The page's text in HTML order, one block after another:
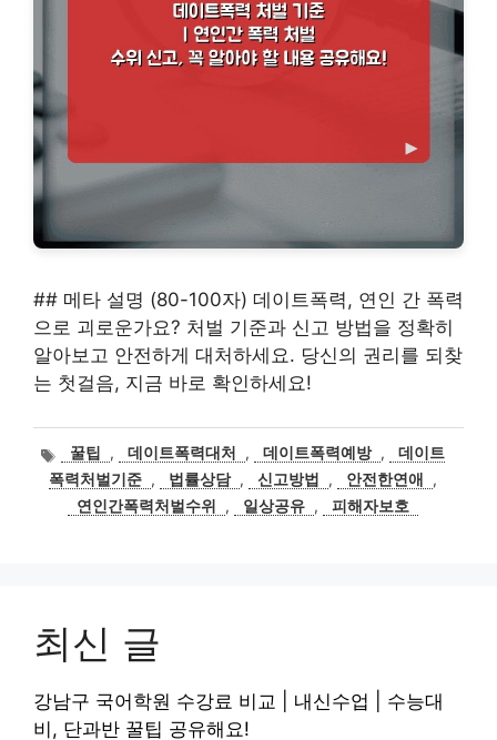
## 메타 설명 (80-100자) 데이트폭력, 연인 간 폭력
으로 괴로운가요? 처벌 기준과 신고 방법을 정확히
알아보고 안전하게 대처하세요. 당신의 권리를 되찾
는 첫걸음, 지금 바로 확인하세요!
태
그
꿀팁 , 데이트폭력대처 , 데이트폭력예방 ,
데이트
폭력처벌기준 , 법률상담 , 신고방법 , 안전한연애
,
연인간폭력처벌수위
, 일상공유 , 피해자보호
최신 글
강남구 국어학원 수강료 비교 | 내신수업 | 수능대
비, 단과반 꿀팁 공유해요!